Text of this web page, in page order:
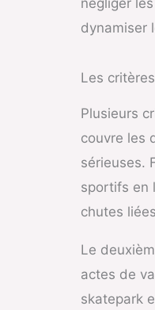
dynamiser
Les
Plusieurs
couvre les
sérieuses.
sportifs en
chutes
Le
actes de
skatepark